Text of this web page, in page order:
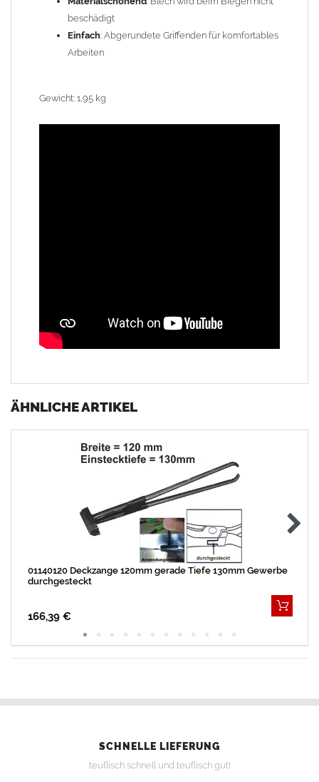
beschädigt
Einfach: Abgerundete Griffenden für komfortables
Arbeiten
Gewicht: 1,95 kg
ÄHNLICHE ARTIKEL
01140120 Deckzange 120mm gerade Tiefe 130mm Gewerbe
durchgesteckt
166,39 €
SCHNELLE LIEFERUNG
teuflisch schnell und teuflisch gut!